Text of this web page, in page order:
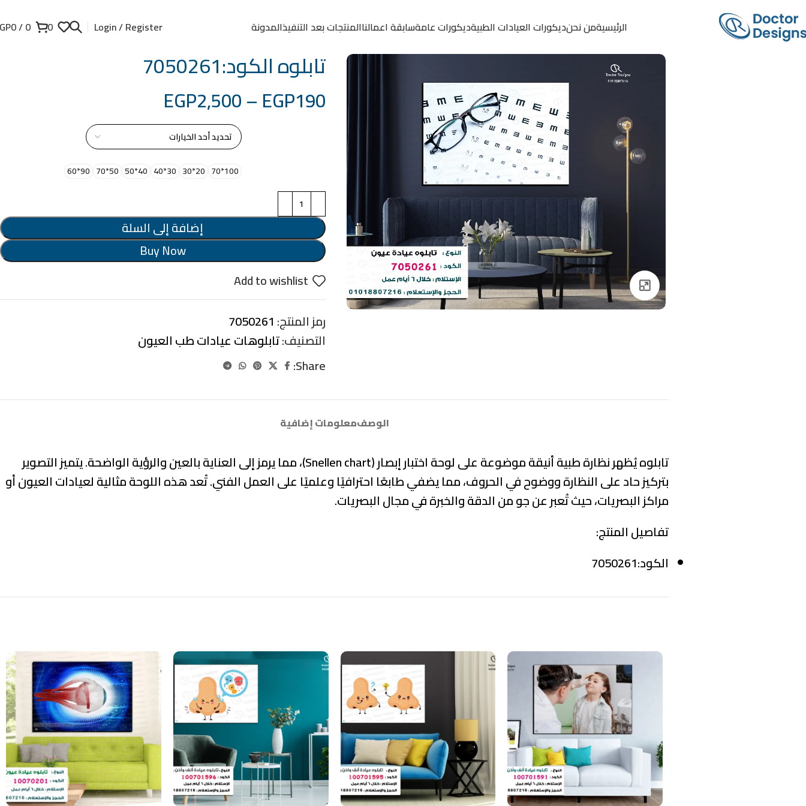
الرئيسيةمن نحنديكورات العيادات الطبيةديكورات عامةسابقة اعمالناالمنتجات بعد التنفيذالمدونة Login / Register
0
0
/
0
Click to enlarge
تابلوه الكود:7050261
EGP190
–
EGP2,500
100*70
20*30
30*40
40*50
50*70
90*60
إضافة إلى السلة
Buy Now
Add to wishlist
رمز المنتج: 7050261
التصنيف:تابلوهات عيادات طب العيون
Share:
الوصفمعلومات إضافية
تابلوه يُظهر نظارة طبية أنيقة موضوعة على لوحة اختبار إبصار (Snellen chart)، مما يرمز إلى العناية بالعين والرؤية الواضحة. يتميز التصوير
بتركيز حاد على النظارة ووضوح في الحروف، مما يضفي طابعًا احترافيًا وعلميًا على العمل الفني. تُعد هذه اللوحة مثالية لعيادات العيون أو
مراكز البصريات، حيث تُعبر عن جو من الدقة والخبرة في مجال البصريات.
تفاصيل المنتج:
الكود:7050261